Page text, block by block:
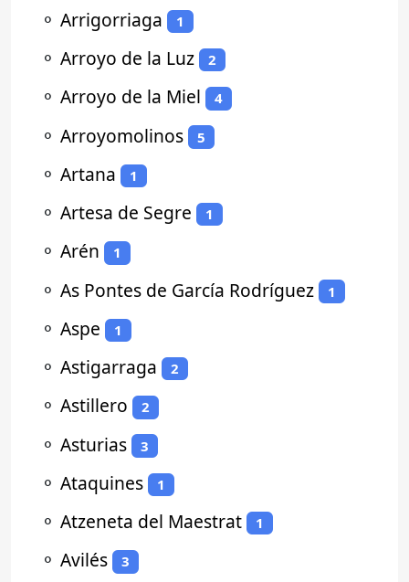
⚬ Arrigorriaga 1
⚬ Arroyo de la Luz 2
⚬ Arroyo de la Miel 4
⚬ Arroyomolinos 5
⚬ Artana 1
⚬ Artesa de Segre 1
⚬ Arén 1
⚬ As Pontes de García Rodríguez 1
⚬ Aspe 1
⚬ Astigarraga 2
⚬ Astillero 2
⚬ Asturias 3
⚬ Ataquines 1
⚬ Atzeneta del Maestrat 1
⚬ Avilés 3